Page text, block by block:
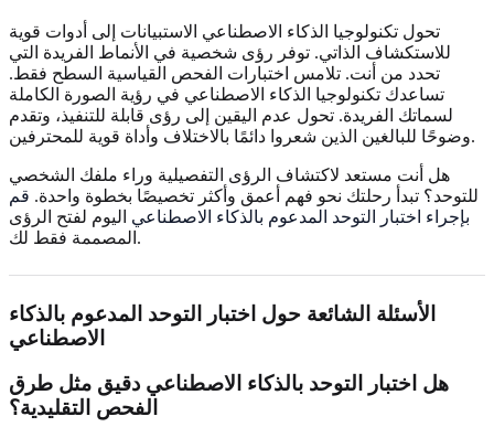
تحول تكنولوجيا الذكاء الاصطناعي الاستبيانات إلى أدوات قوية
للاستكشاف الذاتي. توفر رؤى شخصية في الأنماط الفريدة التي
تحدد من أنت. تلامس اختبارات الفحص القياسية السطح فقط.
تساعدك تكنولوجيا الذكاء الاصطناعي في رؤية الصورة الكاملة
لسماتك الفريدة. تحول عدم اليقين إلى رؤى قابلة للتنفيذ، وتقدم
وضوحًا للبالغين الذين شعروا دائمًا بالاختلاف وأداة قوية للمحترفين.
هل أنت مستعد لاكتشاف الرؤى التفصيلية وراء ملفك الشخصي
للتوحد؟ تبدأ رحلتك نحو فهم أعمق وأكثر تخصيصًا بخطوة واحدة. قم
بإجراء اختبار التوحد المدعوم بالذكاء الاصطناعي اليوم لفتح الرؤى
المصممة فقط لك.
الأسئلة الشائعة حول اختبار التوحد المدعوم بالذكاء
الاصطناعي
هل اختبار التوحد بالذكاء الاصطناعي دقيق مثل طرق
الفحص التقليدية؟